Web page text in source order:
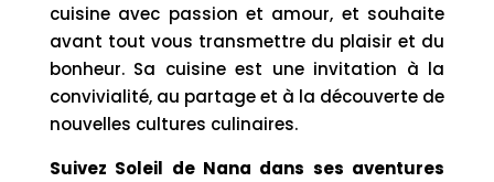
cuisine avec passion et amour, et souhaite
avant tout vous transmettre du plaisir et du
bonheur. Sa cuisine est une invitation à la
convivialité, au partage et à la découverte de
nouvelles cultures culinaires.
Suivez Soleil de Nana dans ses aventures